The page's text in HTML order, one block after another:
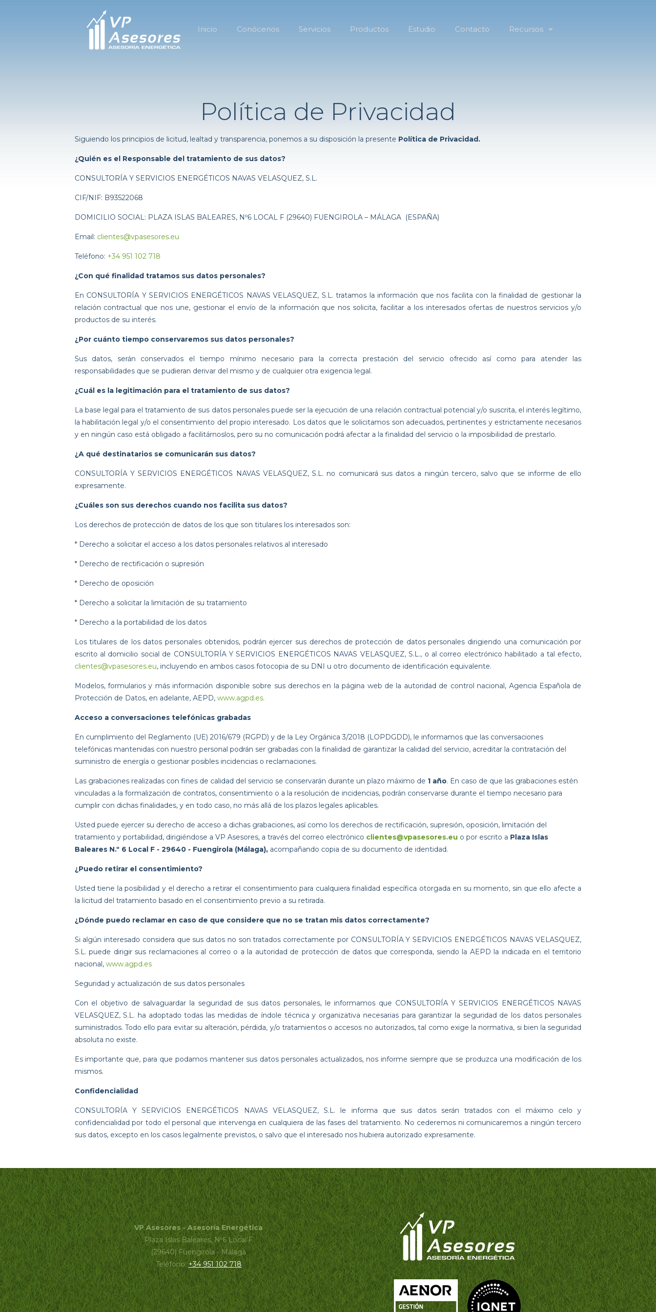
Inicio Conócenos Servicios Productos Estudio Contacto Recursos
Política de Privacidad
Siguiendo los principios de licitud, lealtad y transparencia, ponemos a su disposición la presente Política de Privacidad.
¿Quién es el Responsable del tratamiento de sus datos?
CONSULTORÍA Y SERVICIOS ENERGÉTICOS NAVAS VELASQUEZ, S.L.
CIF/NIF: B93522068
DOMICILIO SOCIAL: PLAZA ISLAS BALEARES, Nº6 LOCAL F (29640) FUENGIROLA – MÁLAGA (ESPAÑA)
Email: clientes@vpasesores.eu
Teléfono: +34 951 102 718
¿Con qué finalidad tratamos sus datos personales?
En CONSULTORÍA Y SERVICIOS ENERGÉTICOS NAVAS VELASQUEZ, S.L. tratamos la información que nos facilita con la finalidad de gestionar la
relación contractual que nos une, gestionar el envío de la información que nos solicita, facilitar a los interesados ofertas de nuestros servicios y/o
productos de su interés.
¿Por cuánto tiempo conservaremos sus datos personales?
Sus datos, serán conservados el tiempo mínimo necesario para la correcta prestación del servicio ofrecido así como para atender las
responsabilidades que se pudieran derivar del mismo y de cualquier otra exigencia legal.
¿Cuál es la legitimación para el tratamiento de sus datos?
La base legal para el tratamiento de sus datos personales puede ser la ejecución de una relación contractual potencial y/o suscrita, el interés legítimo,
la habilitación legal y/o el consentimiento del propio interesado. Los datos que le solicitamos son adecuados, pertinentes y estrictamente necesarios
y en ningún caso está obligado a facilitárnoslos, pero su no comunicación podrá afectar a la finalidad del servicio o la imposibilidad de prestarlo.
¿A qué destinatarios se comunicarán sus datos?
CONSULTORÍA Y SERVICIOS ENERGÉTICOS NAVAS VELASQUEZ, S.L. no comunicará sus datos a ningún tercero, salvo que se informe de ello
expresamente.
¿Cuáles son sus derechos cuando nos facilita sus datos?
Los derechos de protección de datos de los que son titulares los interesados son:
* Derecho a solicitar el acceso a los datos personales relativos al interesado
* Derecho de rectificación o supresión
* Derecho de oposición
* Derecho a solicitar la limitación de su tratamiento
* Derecho a la portabilidad de los datos
Los titulares de los datos personales obtenidos, podrán ejercer sus derechos de protección de datos personales dirigiendo una comunicación por
escrito al domicilio social de CONSULTORÍA Y SERVICIOS ENERGÉTICOS NAVAS VELASQUEZ, S.L., o al correo electrónico habilitado a tal efecto,
clientes@vpasesores.eu, incluyendo en ambos casos fotocopia de su DNI u otro documento de identificación equivalente.
Modelos, formularios y más información disponible sobre sus derechos en la página web de la autoridad de control nacional, Agencia Española de
Protección de Datos, en adelante, AEPD, www.agpd.es.
Acceso a conversaciones telefónicas grabadas
En cumplimiento del Reglamento (UE) 2016/679 (RGPD) y de la Ley Orgánica 3/2018 (LOPDGDD), le informamos que las conversaciones
telefónicas mantenidas con nuestro personal podrán ser grabadas con la finalidad de garantizar la calidad del servicio, acreditar la contratación del
suministro de energía o gestionar posibles incidencias o reclamaciones.
Las grabaciones realizadas con fines de calidad del servicio se conservarán durante un plazo máximo de 1 año. En caso de que las grabaciones estén
vinculadas a la formalización de contratos, consentimiento o a la resolución de incidencias, podrán conservarse durante el tiempo necesario para
cumplir con dichas finalidades, y en todo caso, no más allá de los plazos legales aplicables.
Usted puede ejercer su derecho de acceso a dichas grabaciones, así como los derechos de rectificación, supresión, oposición, limitación del
tratamiento y portabilidad, dirigiéndose a VP Asesores, a través del correo electrónico clientes@vpasesores.eu o por escrito a Plaza Islas
Baleares N.º 6 Local F - 29640 - Fuengirola (Málaga),acompañando copia de su documento de identidad.
¿Puedo retirar el consentimiento?
Usted tiene la posibilidad y el derecho a retirar el consentimiento para cualquiera finalidad específica otorgada en su momento, sin que ello afecte a
la licitud del tratamiento basado en el consentimiento previo a su retirada.
¿Dónde puedo reclamar en caso de que considere que no se tratan mis datos correctamente?
Si algún interesado considera que sus datos no son tratados correctamente por CONSULTORÍA Y SERVICIOS ENERGÉTICOS NAVAS VELASQUEZ,
S.L. puede dirigir sus reclamaciones al correo o a la autoridad de protección de datos que corresponda, siendo la AEPD la indicada en el territorio
nacional, www.agpd.es
Seguridad y actualización de sus datos personales
Con el objetivo de salvaguardar la seguridad de sus datos personales, le informamos que CONSULTORÍA Y SERVICIOS ENERGÉTICOS NAVAS
VELASQUEZ, S.L. ha adoptado todas las medidas de índole técnica y organizativa necesarias para garantizar la seguridad de los datos personales
suministrados. Todo ello para evitar su alteración, pérdida, y/o tratamientos o accesos no autorizados, tal como exige la normativa, si bien la seguridad
absoluta no existe.
Es importante que, para que podamos mantener sus datos personales actualizados, nos informe siempre que se produzca una modificación de los
mismos.
Confidencialidad
CONSULTORÍA Y SERVICIOS ENERGÉTICOS NAVAS VELASQUEZ, S.L. le informa que sus datos serán tratados con el máximo celo y
confidencialidad por todo el personal que intervenga en cualquiera de las fases del tratamiento. No cederemos ni comunicaremos a ningún tercero
sus datos, excepto en los casos legalmente previstos, o salvo que el interesado nos hubiera autorizado expresamente.
VP Asesores - Asesoría Energética
Plaza Islas Baleares, Nº6 Local F
(29640) Fuengirola - Málaga
Teléfono:+34 951 102 718